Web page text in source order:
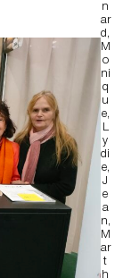
n
ar
d,
M
o
ni
q
u
e,
L
y
di
e,
J
e
a
n,
M
ar
t
h